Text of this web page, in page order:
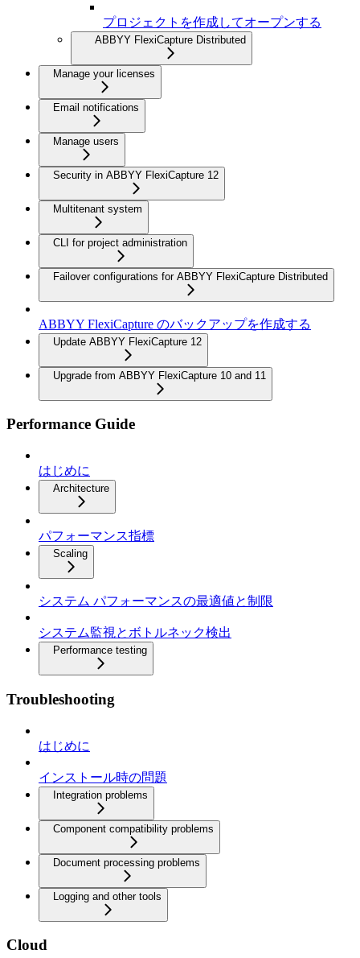
プロジェクトを作成してオープンする
ABBYY FlexiCapture Distributed
Manage your licenses
Email notifications
Manage users
Security in ABBYY FlexiCapture 12
Multitenant system
CLI for project administration
Failover configurations for ABBYY FlexiCapture Distributed
ABBYY FlexiCapture のバックアップを作成する
Update ABBYY FlexiCapture 12
Upgrade from ABBYY FlexiCapture 10 and 11
Performance Guide
はじめに
Architecture
パフォーマンス指標
Scaling
システム パフォーマンスの最適値と制限
システム監視とボトルネック検出
Performance testing
Troubleshooting
はじめに
インストール時の問題
Integration problems
Component compatibility problems
Document processing problems
Logging and other tools
Cloud